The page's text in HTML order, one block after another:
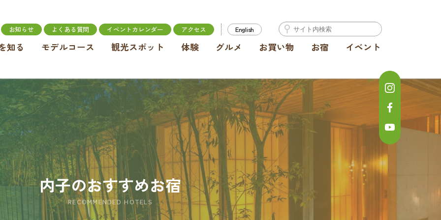
知る モデルコース 観光スポット 体験 グルメ お買い物 お宿 イベント
お知らせ よくある質問 イベントカレンダー アクセス English
内子のおすすめお宿
RECOMMENDED HOTELS